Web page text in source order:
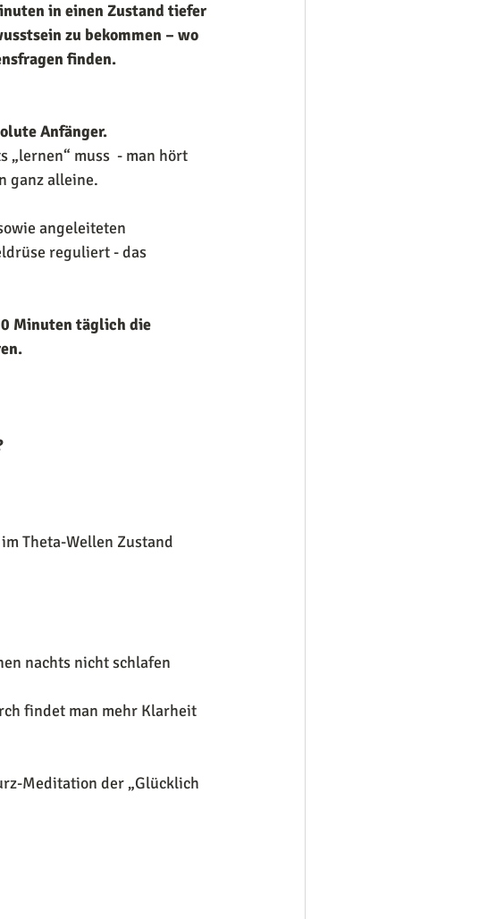
in einen Zustand tiefer
zu bekommen – wo
finden.
Anfänger.
„lernen“ muss  - man hört
ganz alleine.
angeleiteten
reguliert - das
Minuten täglich die
Theta-Wellen Zustand
nachts nicht schlafen
findet man mehr Klarheit
Meditation der „Glücklich